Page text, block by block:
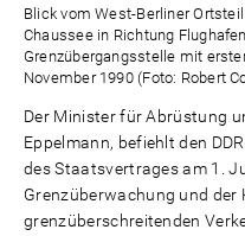
Blick vom West-Berliner
Chaussee in Richtung
Grenzübergangsstelle mit
November 1990 (Foto: Robert
Der Minister für Abrüstung
Eppelmann, befiehlt den
des Staatsvertrages am 1.
Grenzüberwachung und der
grenzüberschreitenden